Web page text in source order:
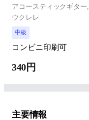
アコースティックギター,
ウクレレ
中級
コンビニ印刷可
340円
主要情報